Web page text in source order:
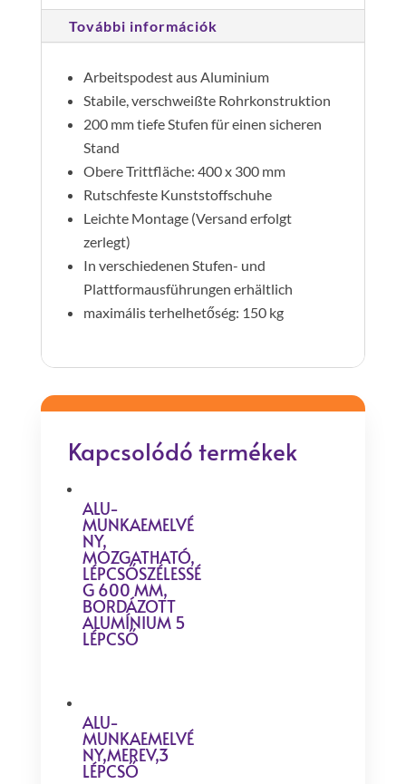
További információk
Arbeitspodest aus Aluminium
Stabile, verschweißte Rohrkonstruktion
200 mm tiefe Stufen für einen sicheren
Stand
Obere Trittfläche: 400 x 300 mm
Rutschfeste Kunststoffschuhe
Leichte Montage (Versand erfolgt
zerlegt)
In verschiedenen Stufen- und
Plattformausführungen erhältlich
maximális terhelhetőség: 150 kg
Kapcsolódó termékek
ALU-
MUNKAEMELVÉ
NY,
MOZGATHATÓ,
LÉPCSŐSZÉLESSÉ
G 600 MM,
BORDÁZOTT
ALUMÍNIUM 5
LÉPCSŐ
ALU-
MUNKAEMELVÉ
NY,MEREV,3
LÉPCSŐ